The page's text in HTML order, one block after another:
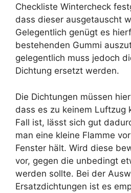
Checkliste Wintercheck
dass dieser ausgetauscht
Gelegentlich genügt es
bestehenden Gummi
gelegentlich muss jedoch
Dichtung ersetzt werden.
Die Dichtungen müssen
dass es zu keinem Luftzug
Fall ist, lässt sich gut
man eine kleine Flamme
Fenster hält. Wird diese
vor, gegen die unbedingt
werden sollte. Bei der
Ersatzdichtungen ist es